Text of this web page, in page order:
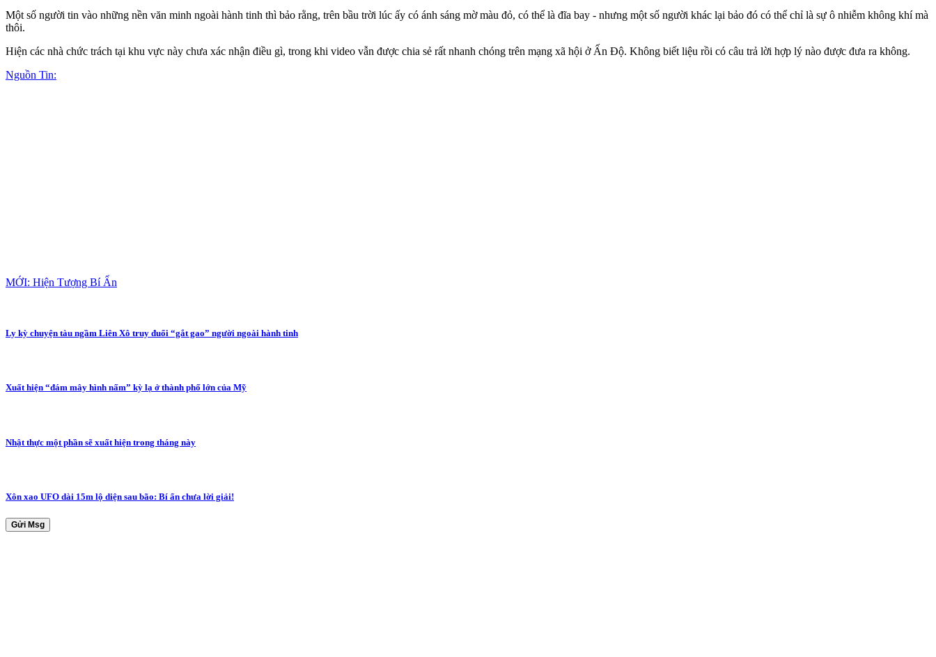
Một số người tin vào những nền văn minh ngoài hành tinh thì bảo rằng, trên bầu trời lúc ấy có ánh sáng mờ màu đỏ, có thể là đĩa bay - nhưng một số người khác lại bảo đó có thể chỉ là sự ô nhiễm không khí mà
thôi.
Hiện các nhà chức trách tại khu vực này chưa xác nhận điều gì, trong khi video vẫn được chia sẻ rất nhanh chóng trên mạng xã hội ở Ấn Độ. Không biết liệu rồi có câu trả lời hợp lý nào được đưa ra không.
Nguồn Tin:
MỚI: Hiện Tượng Bí Ẩn
Ly kỳ chuyện tàu ngầm Liên Xô truy đuổi “gắt gao” người ngoài hành tinh
Xuất hiện “đám mây hình nấm” kỳ lạ ở thành phố lớn của Mỹ
Nhật thực một phần sẽ xuất hiện trong tháng này
Xôn xao UFO dài 15m lộ diện sau bão: Bí ẩn chưa lời giải!
Gửi Msg